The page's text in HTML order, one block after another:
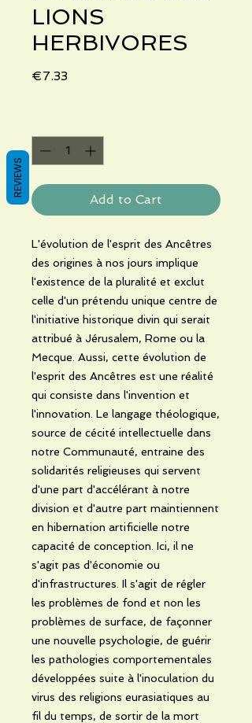
LIONS
HERBIVORES
€7.33Price
Add to Cart
L'évolution de l'esprit des Ancêtres
des origines à nos jours implique
l'existence de la pluralité et exclut
celle d'un prétendu unique centre de
l'initiative historique divin qui serait
attribué à Jérusalem, Rome ou la
Mecque. Aussi, cette évolution de
l'esprit des Ancêtres est une réalité
qui consiste dans l'invention et
l'innovation. Le langage théologique,
source de cécité intellectuelle dans
notre Communauté, entraine des
solidarités religieuses qui servent
d'une part d'accélérant à notre
division et d'autre part maintiennent
en hibernation artificielle notre
capacité de conception. Ici, il ne
s'agit pas d'économie ou
d'infrastructures. Il s'agit de régler
les problèmes de fond et non les
problèmes de surface, de façonner
une nouvelle psychologie, de guérir
les pathologies comportementales
développées suite à l'inoculation du
virus des religions eurasiatiques au
fil du temps, de sortir de la mort
REVIEWS